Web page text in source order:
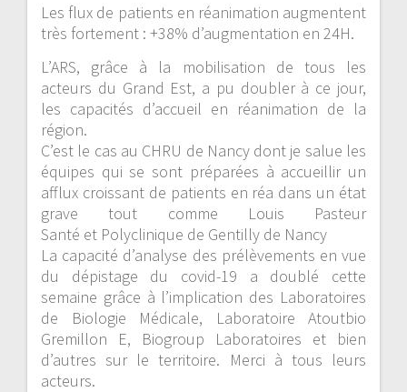
Les flux de patients en réanimation augmentent
très fortement : +38% d’augmentation en 24H.
L’ARS, grâce à la mobilisation de tous les
acteurs du Grand Est, a pu doubler à ce jour,
les capacités d’accueil en réanimation de la
région.
C’est le cas au CHRU de Nancy dont je salue les
équipes qui se sont préparées à accueillir un
afflux croissant de patients en réa dans un état
grave tout comme Louis Pasteur
Santé et Polyclinique de Gentilly de Nancy
La capacité d’analyse des prélèvements en vue
du dépistage du covid-19 a doublé cette
semaine grâce à l’implication des Laboratoires
de Biologie Médicale, Laboratoire Atoutbio
Gremillon E, Biogroup Laboratoires et bien
d’autres sur le territoire. Merci à tous leurs
acteurs.